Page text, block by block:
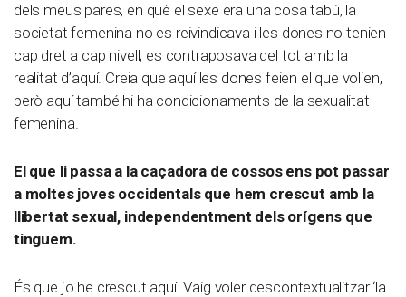
dels meus pares, en què el sexe era una cosa tabú, la
societat femenina no es reivindicava i les dones no tenien
cap dret a cap nivell; es contraposava del tot amb la
realitat d’aquí. Creia que aquí les dones feien el que volien,
però aquí també hi ha condicionaments de la sexualitat
femenina.
El que li passa a la caçadora de cossos ens pot passar
a moltes joves occidentals que hem crescut amb la
llibertat sexual, independentment dels orígens que
tinguem.
És que jo he crescut aquí. Vaig voler descontextualitzar ‘la